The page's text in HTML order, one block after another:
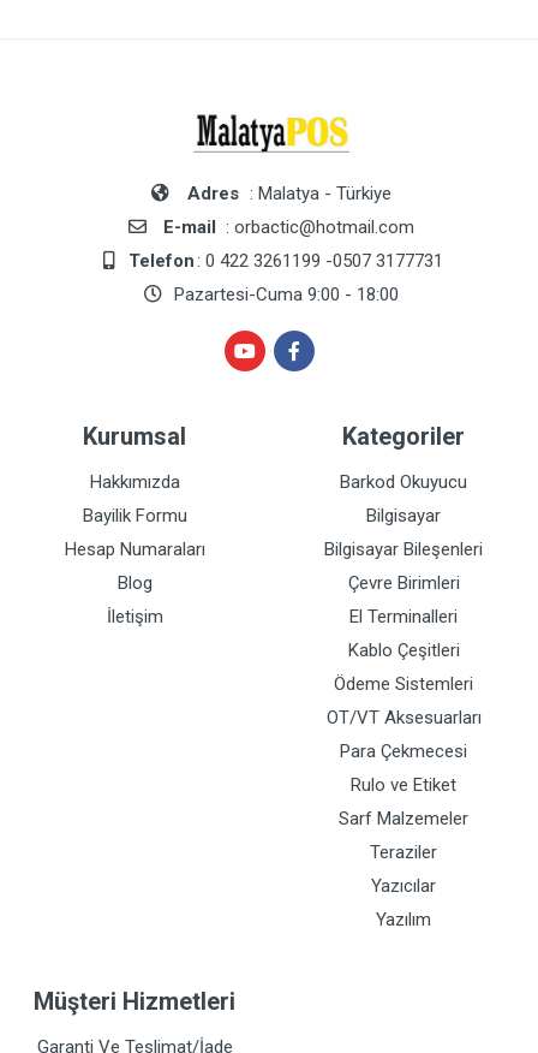
Adres : Malatya - Türkiye
E-mail : orbactic@hotmail.com
Telefon: 0 422 3261199 -0507 3177731
Pazartesi-Cuma 9:00 - 18:00
Kurumsal
Hakkımızda
Bayilik Formu
Hesap Numaraları
Blog
İletişim
Kategoriler
Barkod Okuyucu
Bilgisayar
Bilgisayar Bileşenleri
Çevre Birimleri
El Terminalleri
Kablo Çeşitleri
Ödeme Sistemleri
OT/VT Aksesuarları
Para Çekmecesi
Rulo ve Etiket
Sarf Malzemeler
Teraziler
Yazıcılar
Yazılım
Müşteri Hizmetleri
Garanti Ve Teslimat/İade